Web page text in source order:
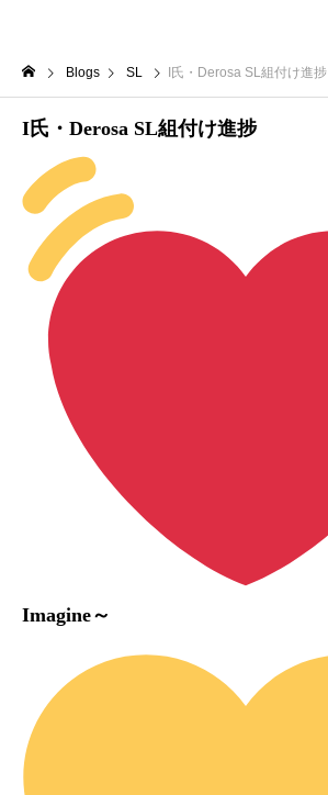
Blogs SL I氏・Derosa SL組付け進捗
I氏・Derosa SL組付け進捗
Imagine～